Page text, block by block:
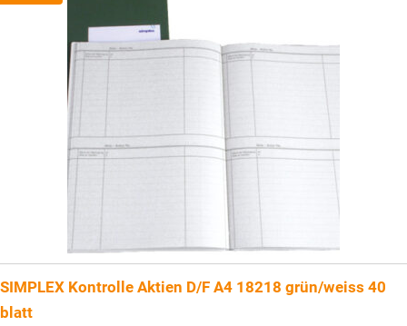
SIMPLEX Kontrolle Aktien D/F A4 18218 grün/weiss 40
blatt